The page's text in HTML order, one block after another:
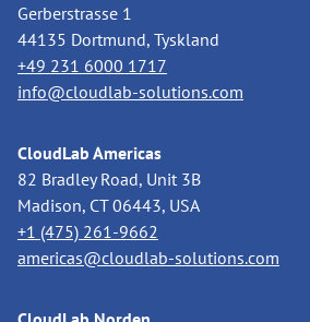
Gerberstrasse 1
44135 Dortmund, Tyskland
+49 231 6000 1717
info@cloudlab-solutions.com
CloudLab Americas
82 Bradley Road, Unit 3B
Madison, CT 06443, USA
+1 (475) 261-9662
americas@cloudlab-solutions.com